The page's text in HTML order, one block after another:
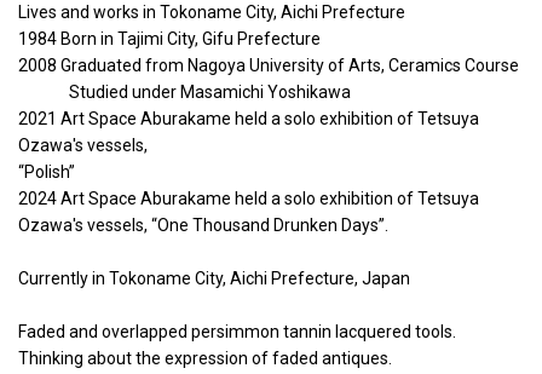
Lives and works in Tokoname City, Aichi Prefecture
1984 Born in Tajimi City, Gifu Prefecture
2008 Graduated from Nagoya University of Arts, Ceramics Course
Studied under Masamichi Yoshikawa
2021 Art Space Aburakame held a solo exhibition of Tetsuya
Ozawa's vessels,
“Polish”
2024 Art Space Aburakame held a solo exhibition of Tetsuya
Ozawa's vessels, “One Thousand Drunken Days”.
Currently in Tokoname City, Aichi Prefecture, Japan
Faded and overlapped persimmon tannin lacquered tools.
Thinking about the expression of faded antiques.